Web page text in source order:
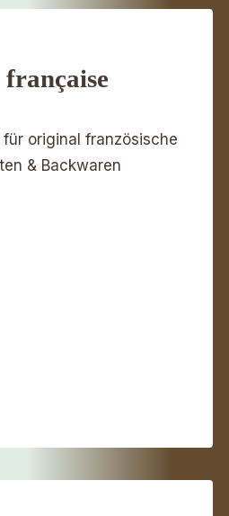
française
original französische
& Backwaren